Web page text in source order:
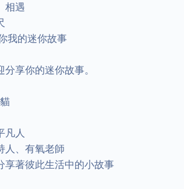
相遇
我的迷你故事
享你的迷你故事。
凡人
人、有氧老師
享著彼此生活中的小故事